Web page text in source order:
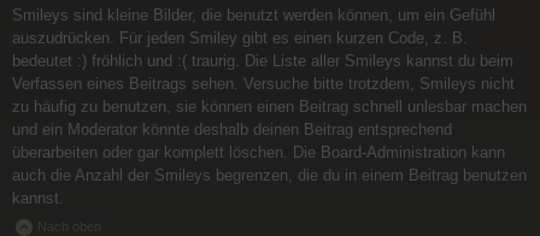
Smileys sind kleine Bilder, die benutzt werden können, um ein Gefühl
auszudrücken. Für jeden Smiley gibt es einen kurzen Code, z. B.
bedeutet :) fröhlich und :( traurig. Die Liste aller Smileys kannst du beim
Verfassen eines Beitrags sehen. Versuche bitte trotzdem, Smileys nicht
zu häufig zu benutzen, sie können einen Beitrag schnell unlesbar machen
und ein Moderator könnte deshalb deinen Beitrag entsprechend
überarbeiten oder gar komplett löschen. Die Board-Administration kann
auch die Anzahl der Smileys begrenzen, die du in einem Beitrag benutzen
kannst.
Nach oben